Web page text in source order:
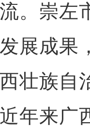
。崇左
展成果
壮族自
年来广